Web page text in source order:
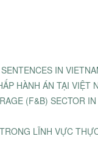
IN
HÀNH ÁN TẠI VIỆT
(F&B) SECTOR IN
LĨNH VỰC